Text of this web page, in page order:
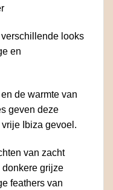
looks
en
de warmte van
geven deze
Ibiza gevoel.
van zacht
grijze
feathers van